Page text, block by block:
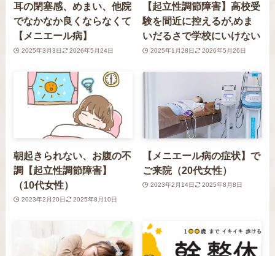
耳の閉塞感、めまい、他院
でなかなか良くならなくて
【メニエール病】
2025年3月3日 2026年5月24日
【起立性調節障害】高校受
験を間近に控えるが,めま
いだるさで学校にいけない
2025年1月28日 2026年5月26日
朝起きられない、お腹の不
調【起立性調節障害】
（10代女性）
2023年2月20日 2025年8月10日
【メニエール病の症状】で
ご来院（20代女性）
2023年2月14日 2025年8月8日